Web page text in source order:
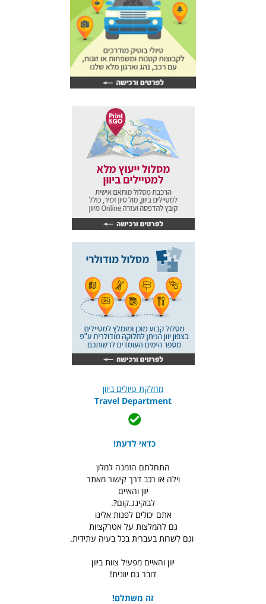
מחלקת טיולים ביוון
Travel Department
כדאי לדעת!
התחלתם הזמנה למלון
וילה או רכב דרך קישור מאתר
יוון והאיים
לבוקינג.קום?.
אתם יכולים לפנות אלינו
גם להמלצות על אטרקציות
וגם לשרות בעברית בכל בעיה עתידית.
יוון והאיים מפעיל צוות ביוון
דובר גם יוונית!
זה משתלם!